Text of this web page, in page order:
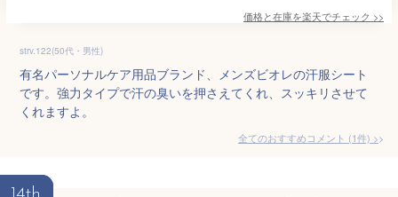
価格と在庫を楽天でチェック >>
strv.122(50代・男性)
有名パーソナルケア用品ブランド、メンズビオレの汗服シート
です。強力タイプで汗の臭いを押さえてくれ、スッキリさせて
くれますよ。
全てのおすすめコメント (1件) >